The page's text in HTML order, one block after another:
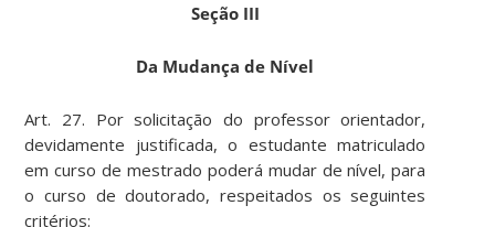
Seção III
Da Mudança de Nível
Art. 27. Por solicitação do professor orientador,
devidamente justificada, o estudante matriculado
em curso de mestrado poderá mudar de nível, para
o curso de doutorado, respeitados os seguintes
critérios: